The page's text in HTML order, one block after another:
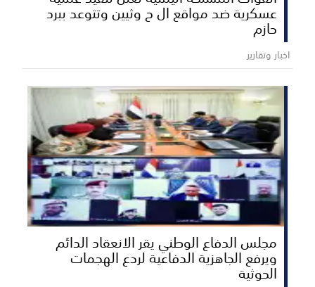
عسكرية ضد مواقع ال ح وثيين وتتوعد ببرد
حازم
اخبار وتقارير
مجلس الدفاع الوطني يقر الانعقاد الدائم
ويرفع الجاهزية الدفاعية لردع الهجمات
الحوثية